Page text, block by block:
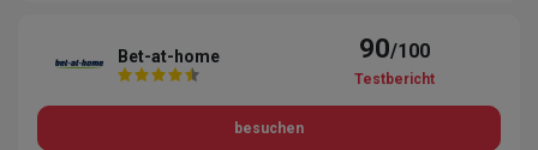
Bet-at-home 90/100
Testbericht
besuchen